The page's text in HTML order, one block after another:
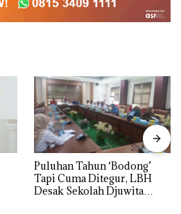
Puluhan Tahun ‘Bodong’
Tapi Cuma Ditegur, LBH
Desak Sekolah Djuwita